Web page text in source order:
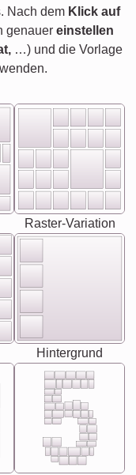
Nach dem Klick auf
genauer einstellen
…) und die Vorlage
Raster-Variation
Hintergrund